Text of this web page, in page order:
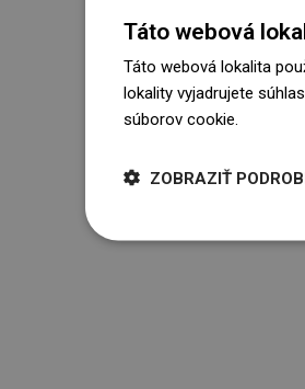
Táto webová
Táto webová lokalita
lokality vyjadrujete
súborov cookie.
ZOBRAZIŤ